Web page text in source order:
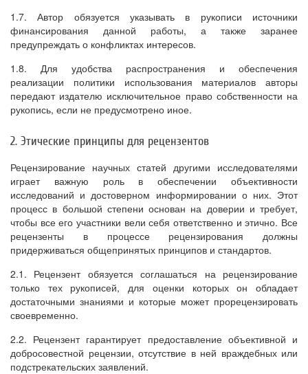
1.7. Автор обязуется указывать в рукописи источники
финансирования данной работы, а также заранее
предупреждать о конфликтах интересов.
1.8. Для удобства распространения и обеспечения
реализации политики использования материалов авторы
передают издателю исключительное право собственности на
рукопись, если не предусмотрено иное.
2. Этические принципы для рецензентов
Рецензирование научных статей другими исследователями
играет важную роль в обеспечении объективности
исследований и достоверном информировании о них. Этот
процесс в большой степени основан на доверии и требует,
чтобы все его участники вели себя ответственно и этично. Все
рецензенты в процессе рецензирования должны
придерживаться общепринятых принципов и стандартов.
2.1. Рецензент обязуется соглашаться на рецензирование
только тех рукописей, для оценки которых он обладает
достаточными знаниями и которые может прорецензировать
своевременно.
2.2. Рецензент гарантирует предоставление объективной и
добросовестной рецензии, отсутствие в ней враждебных или
подстрекательских заявлений.